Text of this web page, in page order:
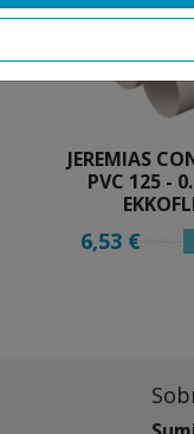
JEREMIAS
PVC 125 -
6,53 €